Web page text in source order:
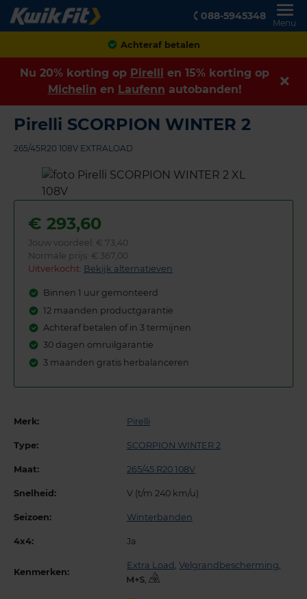
088-5945348
Menu
Achteraf betalen
Nu 20% korting op Pirelli en 15% korting op
Michelin en Laufenn autobanden!
Pirelli SCORPION WINTER 2
265/45R20 108V EXTRALOAD
€ 293,60
Jouw voordeel: € 73,40
Normale prijs: € 367,00
Uitverkocht: Bekijk alternatieven
Binnen 1 uur gemonteerd
12 maanden productgarantie
Achteraf betalen of in 3 termijnen
30 dagen omruilgarantie
3 maanden gratis herbalanceren
Merk: Pirelli
Type: SCORPION WINTER 2
Maat: 265/45 R20 108V
Snelheid: V (t/m 240 km/u)
Seizoen: Winterbanden
4x4: Ja
Kenmerken:
Extra Load , Velgrandbescherming,
,